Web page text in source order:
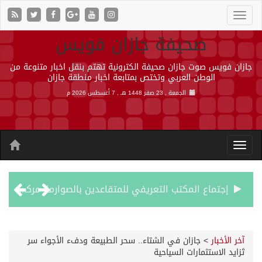
صحيفة جازان فويس
جازان فويس صوت جازان صحيفة الكترونية تهتم بنقل اخبار متنوعة من
الوطن العربي وتختص بمتابعة اخبار منطقة جازان
الجمعة , 23 صفر 1448 هـ , 7 أغسطس 2026 م
إجتماع المكتب التعريفي للمتقاعدين بالصوارمة-مركز الحكامية
آخر الأخبار>جازان في الشتاء.. سحر الطبيعة ودفء الأجواء سر
تَزايد الاستثمارات السياحية